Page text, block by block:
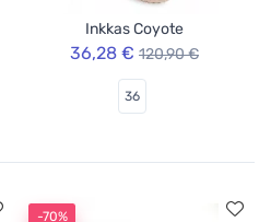
Inkkas Coyote
36,28 € 120,90 €
36
-70%